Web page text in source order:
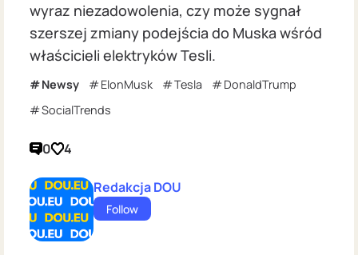
wyraz niezadowolenia, czy może sygnał
szerszej zmiany podejścia do Muska wśród
właścicieli elektryków Tesli.
Newsy ElonMusk Tesla
DonaldTrump
SocialTrends
0 4
Redakcja DOU
Follow